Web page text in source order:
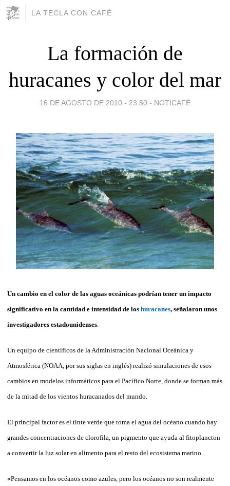
LA TECLA CON CAFÉ
La formación de
huracanes y color del mar
16 DE AGOSTO DE 2010 - 23:50 - NOTICAFÉ
Un cambio en el color de las aguas oceánicas podrían tener un impacto
significativo en la cantidad e intensidad de los huracanes, señalaron unos
investigadores estadounidenses
Un equipo de científicos de la Administración Nacional Oceánica y
Atmosférica (NOAA, por sus siglas en inglés) realizó simulaciones de esos
cambios en modelos informáticos para el Pacífico Norte, donde se forman más
de la mitad de los vientos huracanados del mundo.
El principal factor es el tinte verde que toma el agua del océano cuando hay
grandes concentraciones de clorofila, un pigmento que ayuda al fitoplancton
a convertir la luz solar en alimento para el resto del ecosistema marino.
«Pensamos en los océanos como azules, pero los océanos no son realmente